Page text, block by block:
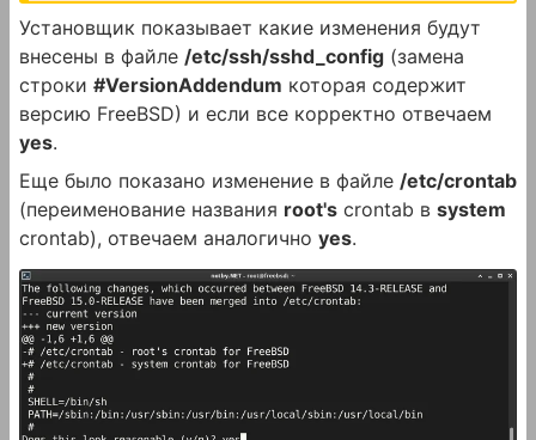
Установщик показывает какие изменения будут
внесены в файле /etc/ssh/sshd_config (замена
строки #VersionAddendum которая содержит
версию FreeBSD) и если все корректно отвечаем
yes.
Еще было показано изменение в файле /etc/crontab
(переименование названия root's crontab в system
crontab), отвечаем аналогично yes.